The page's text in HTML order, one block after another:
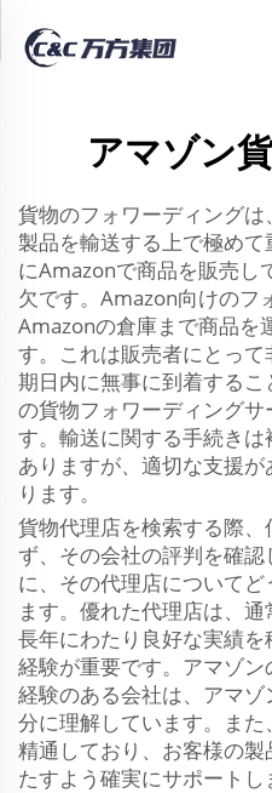
アマゾン
貨物のフォワーディング
製品を輸送する上で極め
にAmazonで商品を販売し
欠です。Amazon向けのフ
Amazonの倉庫まで商品を
す。これは販売者にとっ
期日内に無事に到着するこ
の貨物フォワーディング
す。輸送に関する手続き
ありますが、適切な支援
ります。
貨物代理店を検索する際
ず、その会社の評判を確
に、その代理店について
ます。優れた代理店は、通
長年にわたり良好な実績を
経験が重要です。アマゾ
経験のある会社は、アマ
分に理解しています。ま
精通しており、お客様の
たすよう確実にサポートし